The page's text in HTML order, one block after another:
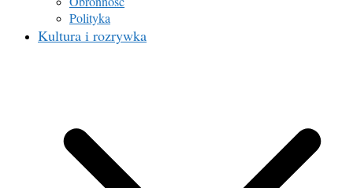
Polityka
Kultura i rozrywka